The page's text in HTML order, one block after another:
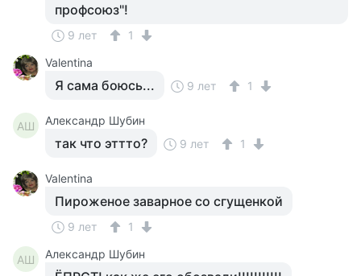
профсоюз"!
9 лет
1
Valentina
Я сама боюсь... 9 лет 1
АШ Александр Шубин
так что эттто? 9 лет 1
Valentina
Пироженое заварное со сгущенкой
9 лет 1
АШ Александр Шубин